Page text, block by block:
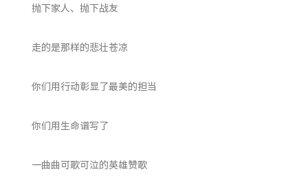
抛下家人、抛下战友
走的是那样的悲壮苍凉
你们用行动彰显了最美的担当
你们用生命谱写了
一曲曲可歌可泣的英雄赞歌